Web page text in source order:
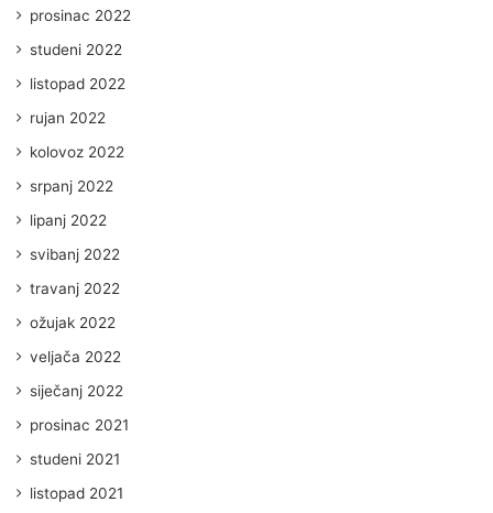
prosinac 2022
studeni 2022
listopad 2022
rujan 2022
kolovoz 2022
srpanj 2022
lipanj 2022
svibanj 2022
travanj 2022
ožujak 2022
veljača 2022
siječanj 2022
prosinac 2021
studeni 2021
listopad 2021